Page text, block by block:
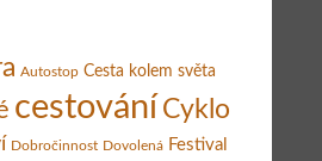
Autostop Cesta kolem světa
cestování Cyklo
Dobročinnost Dovolená Festival